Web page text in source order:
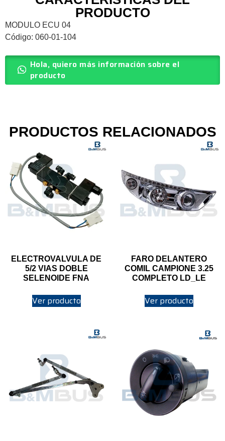
PRODUCTO
MODULO ECU 04
Código: 060-01-104
Hola, quiero más información sobre el
producto
PRODUCTOS RELACIONADOS
ELECTROVALVULA DE
5/2 VIAS DOBLE
SELENOIDE FNA
Ver producto
FARO DELANTERO
COMIL CAMPIONE 3.25
COMPLETO LD_LE
Ver producto